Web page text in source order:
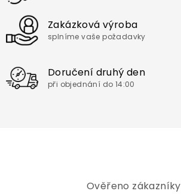
Zakázková výroba
splníme vaše požadavky
Doručení druhý den
při objednání do 14:00
Ověřeno zákazníky